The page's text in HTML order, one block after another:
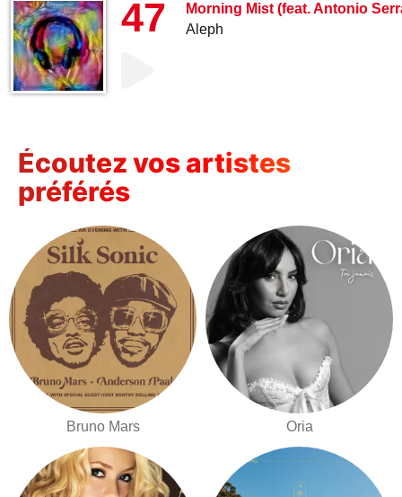
47
Morning Mist (feat. Antonio
Aleph
Écoutez vos artistes
préférés
Bruno Mars Oria